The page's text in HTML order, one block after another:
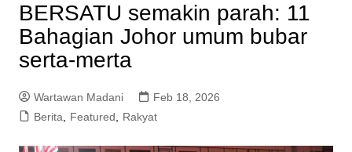
BERSATU semakin parah: 11
Bahagian Johor umum bubar
serta-merta
Wartawan Madani
Feb 18, 2026
Berita, Featured, Rakyat